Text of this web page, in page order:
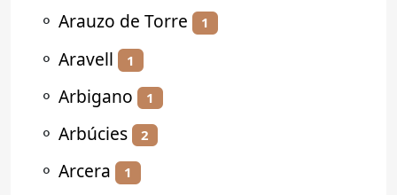
⚬ Arauzo de Torre 1
⚬ Aravell 1
⚬ Arbigano 1
⚬ Arbúcies 2
⚬ Arcera 1